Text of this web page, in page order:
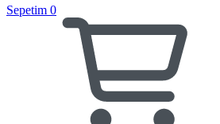
Sepetim 0